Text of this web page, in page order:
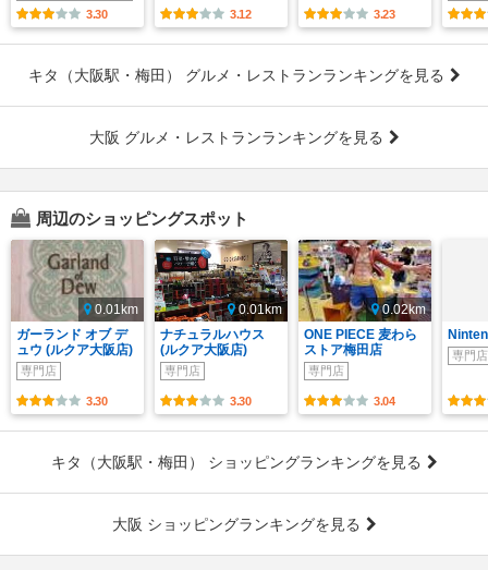
3.30
3.12 3.23
キタ（大阪駅・梅田） グルメ・レストランランキングを見る
大阪 グルメ・レストランランキングを見る
周辺のショッピングスポット
0.01km
ガーランド オブ デ
ュウ (ルクア大阪店)
専門店
3.30
0.01km
ナチュラルハウス
(ルクア大阪店)
専門店
3.30
0.02km
ONE PIECE 麦わら
ストア梅田店
専門店
3.04
専門店
キタ（大阪駅・梅田） ショッピングランキングを見る
大阪 ショッピングランキングを見る